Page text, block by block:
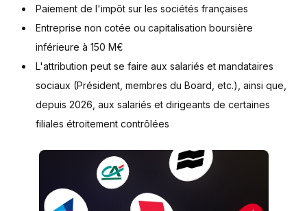
Paiement de l'impôt sur les sociétés françaises
Entreprise non cotée ou capitalisation boursière
inférieure à 150 M€
L'attribution peut se faire aux salariés et mandataires
sociaux (Président, membres du Board, etc.), ainsi que,
depuis 2026, aux salariés et dirigeants de certaines
filiales étroitement contrôlées